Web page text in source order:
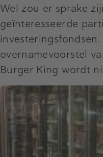
Wel zou er sprake
geïnteresseerde
overnamevoorstel
Burger King wordt